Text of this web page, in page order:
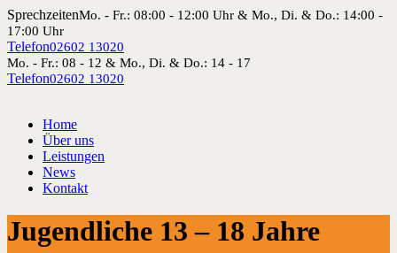
SprechzeitenMo. - Fr.: 08:00 - 12:00 Uhr & Mo., Di. & Do.: 14:00 -
17:00 Uhr
Telefon02602 13020
Mo. - Fr.: 08 - 12 & Mo., Di. & Do.: 14 - 17
Telefon02602 13020
Home
Über uns
Leistungen
News
Kontakt
Jugendliche 13 – 18 Jahre